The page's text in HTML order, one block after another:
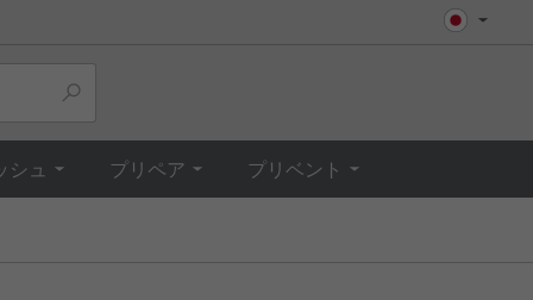
シュ プリペア プリベント